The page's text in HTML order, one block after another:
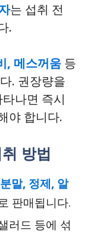
는 섭취 전
.
, 메스꺼움 등
. 권장량을
나면 즉시
야 합니다.
방법
분말, 정제, 알
판매됩니다.
러드 등에 섞